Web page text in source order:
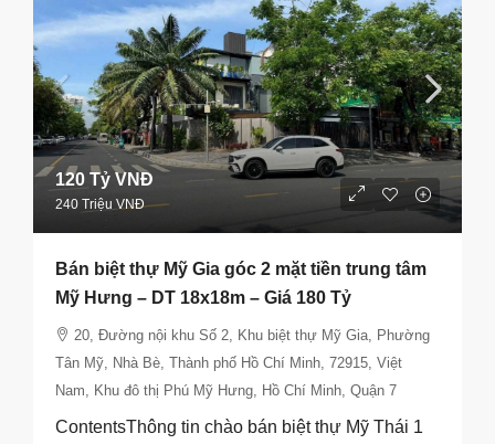
120 Tỷ VNĐ
240 Triệu VNĐ
Bán biệt thự Mỹ Gia góc 2 mặt tiền trung tâm
Mỹ Hưng – DT 18x18m – Giá 180 Tỷ
20, Đường nội khu Số 2, Khu biệt thự Mỹ Gia, Phường
Tân Mỹ, Nhà Bè, Thành phố Hồ Chí Minh, 72915, Việt
Nam, Khu đô thị Phú Mỹ Hưng, Hồ Chí Minh, Quận 7
ContentsThông tin chào bán biệt thự Mỹ Thái 1